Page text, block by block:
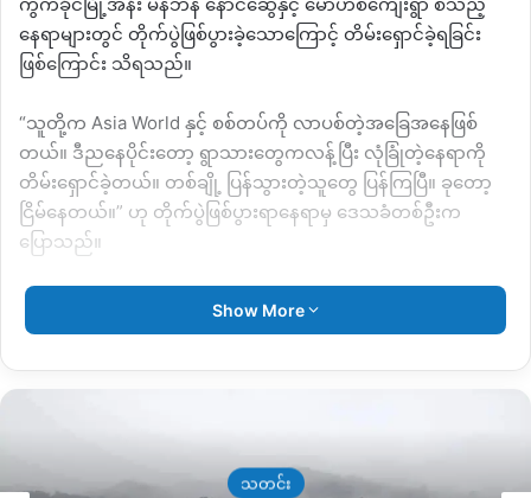
နေရာများတွင် တိုက်ပွဲဖြစ်ပွားခဲ့သောကြောင့် တိမ်းရှောင်ခဲ့ရခြင်း
ဖြစ်ကြောင်း သိရသည်။
“သူတို့က Asia World နှင့် စစ်တပ်ကို လာပစ်တဲ့အခြေအနေဖြစ်
တယ်။ ဒီညနေပိုင်းတော့ ရွာသားတွေကလန့်ပြီး လုံခြုံတဲ့နေရာကို
တိမ်းရှောင်ခဲ့တယ်။ တစ်ချို့ ပြန်သွားတဲ့သူတွေ ပြန်ကြပြီ။ ခုတော့
ငြိမ်နေတယ်။” ဟု တိုက်ပွဲဖြစ်ပွားရာနေရာမှ ဒေသခံတစ်ဦးက
ပြောသည်။
ယနေ့ည တိုက်ပွဲတွင် MNDAA နှင့် TNLA တပ်ဖွဲ့ဝင်များကို ဒေသခံ
များမျက်မြင်တွေ့ရှိခဲ့ရပြီး၊ အချို့ကမူ KIA တပ်ဖွဲ့လည်း ပါဝင်သည်
Show More
သတင်း